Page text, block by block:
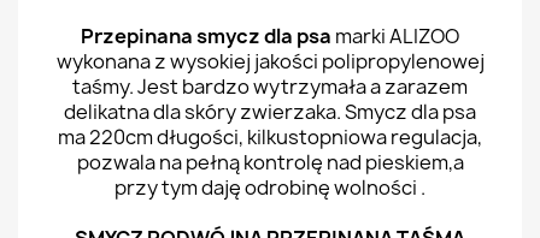
Przepinana smycz dla psa marki ALIZOO
wykonana z wysokiej jakości polipropylenowej
taśmy. Jest bardzo wytrzymała a zarazem
delikatna dla skóry zwierzaka. Smycz dla psa
ma 220cm długości, kilkustopniowa regulacja,
pozwala na pełną kontrolę nad pieskiem,a
przy tym daję odrobinę wolności .